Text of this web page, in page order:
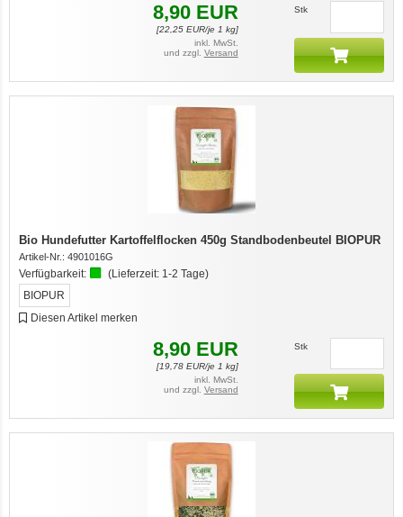
8,90 EUR
[22,25EUR/je 1 kg]
inkl. MwSt.
und zzgl. Versand
Stk
Bio Hundefutter Kartoffelflocken 450g Standbodenbeutel BIOPUR
Artikel-Nr.: 4901016G
Verfügbarkeit: (Lieferzeit: 1-2 Tage)
BIOPUR
Diesen Artikel merken
8,90 EUR
[19,78EUR/je 1 kg]
inkl. MwSt.
und zzgl. Versand
Stk